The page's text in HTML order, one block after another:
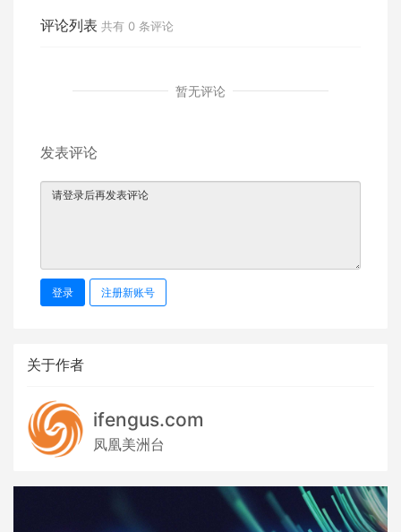
评论列表 共有 0 条评论
暂无评论
发表评论
登录 注册新账号
关于作者
ifengus.com
凤凰美洲台